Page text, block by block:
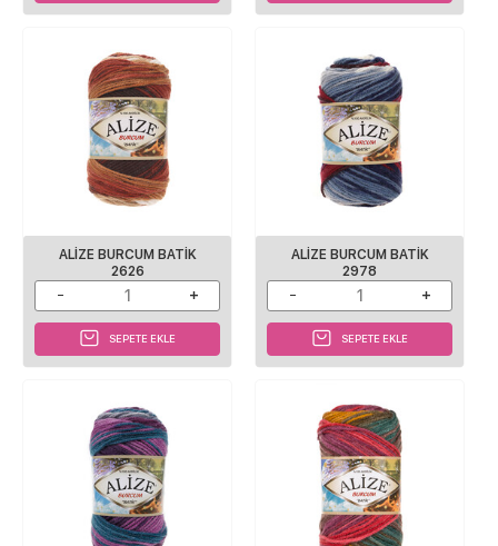
ALİZE BURCUM BATİK
2626
SEPETE EKLE
ALİZE BURCUM BATİK
2978
SEPETE EKLE